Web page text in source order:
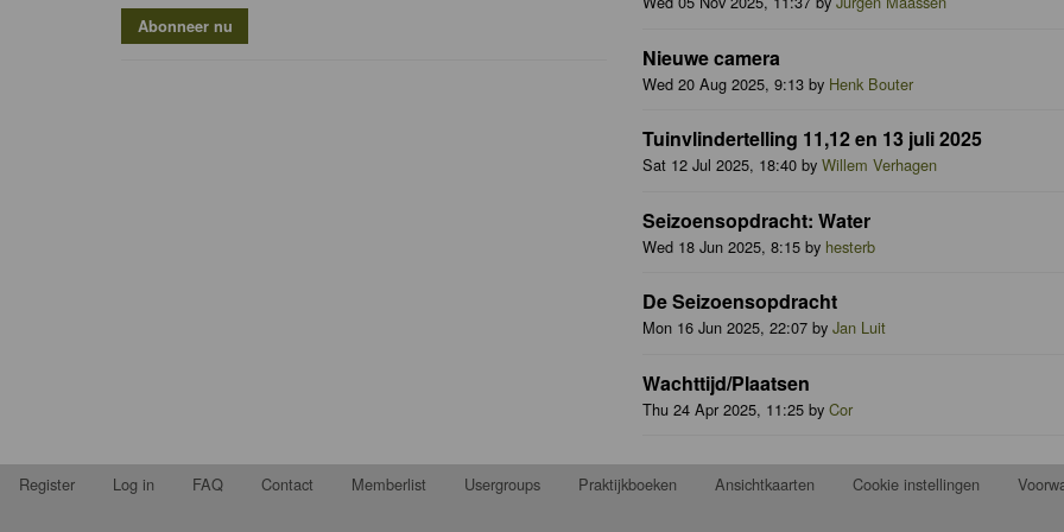
Nieuwe camera
Wed 20 Aug 2025, 9:13 by Henk Bouter
Tuinvlindertelling 11,12 en 13 juli 2025
Sat 12 Jul 2025, 18:40 by Willem Verhagen
Seizoensopdracht: Water
Wed 18 Jun 2025, 8:15 by hesterb
De Seizoensopdracht
Mon 16 Jun 2025, 22:07 by Jan Luit
Wachttijd/Plaatsen
Thu 24 Apr 2025, 11:25 by Cor
Register Log in FAQ Contact Memberlist Usergroups Praktijkboeken Ansichtkaarten Cookie instellingen